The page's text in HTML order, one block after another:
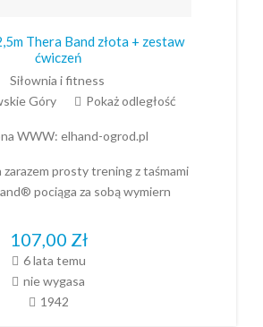
Thera Band złota + zestaw
ćwiczeń
Siłownia i fitness
Góry
Pokaż odległość
WWW: elhand-ogrod.pl
zarazem prosty trening z taśmami
pociąga za sobą wymiern
107,00 Zł
6 lata temu
nie wygasa
1942